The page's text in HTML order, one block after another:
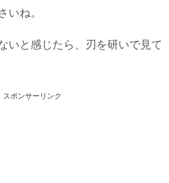
いね。
いと感じたら、刃を研いで見て
スポンサーリンク